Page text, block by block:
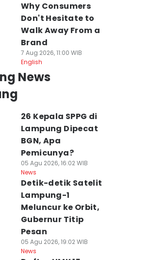
Why Consumers
Don't Hesitate to
Walk Away From a
Brand
7 Aug 2026, 11:00 WIB
English
News
26 Kepala SPPG di
Lampung Dipecat
BGN, Apa
Pemicunya?
05 Agu 2026, 16:02 WIB
News
Detik-detik Satelit
Lampung-1
Meluncur ke Orbit,
Gubernur Titip
Pesan
05 Agu 2026, 19:02 WIB
News